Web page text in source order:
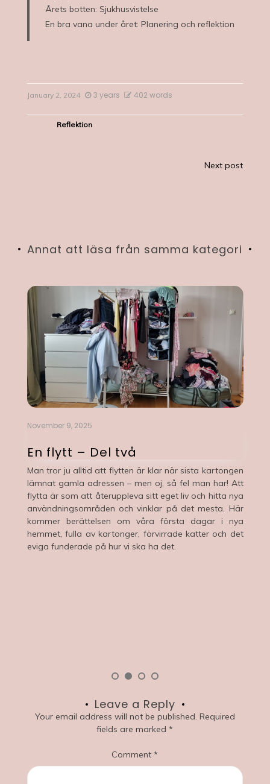
Årets botten: Sjukhusvistelse
En bra vana under året: Planering och reflektion
January 2, 2024 3 years 402 words
Reflektion
Next post
Annat att läsa från samma kategori
November 9, 2025
En flytt – Del två
Man tror ju alltid att flytten är klar när sista kartongen
lämnat gamla adressen – men oj, så fel man har! Att
flytta är som att återuppleva sitt eget liv och hitta nya
användningsområden och vinklar på det mesta. Här
kommer berättelsen om våra första dagar i nya
hemmet, fulla av kartonger, förvirrade katter och det
eviga funderade på hur vi ska ha det.
Leave a Reply
Your email address will not be published. Required
fields are marked*
Comment*